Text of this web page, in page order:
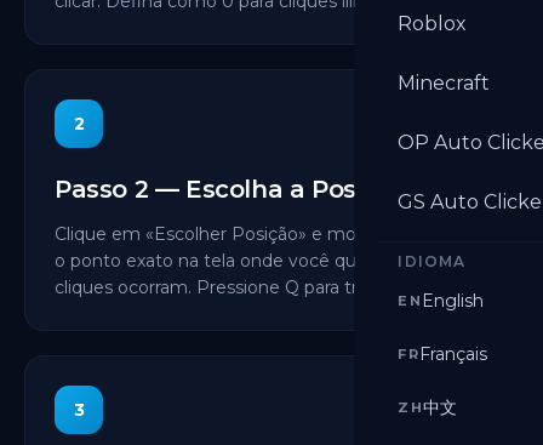
Roblox
Minecraft
OP Auto
GS Auto
IDIOMA
EN English
FR Français
ZH中文
2
Passo 2 — Escolha a Posição
Clique em «Escolher Posição» e mova o cursor para
o ponto exato na tela onde você quer que os
cliques ocorram. Pressione Q para travar.
3